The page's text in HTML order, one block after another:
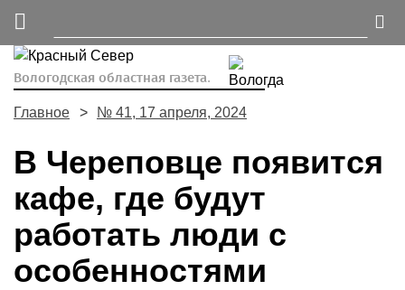
Вологодская областная газета.
Главное № 41, 17 апреля, 2024
В Череповце появится
кафе, где будут
работать люди с
особенностями